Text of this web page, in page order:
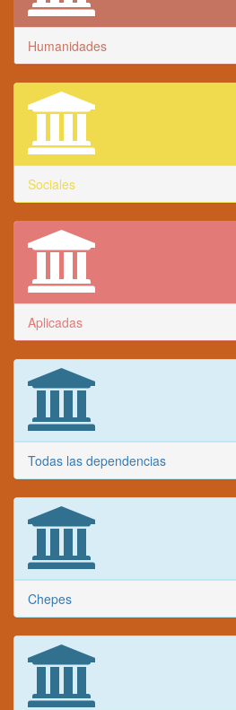
Humanidades
Sociales
Aplicadas
Todas las dependencias
Chepes